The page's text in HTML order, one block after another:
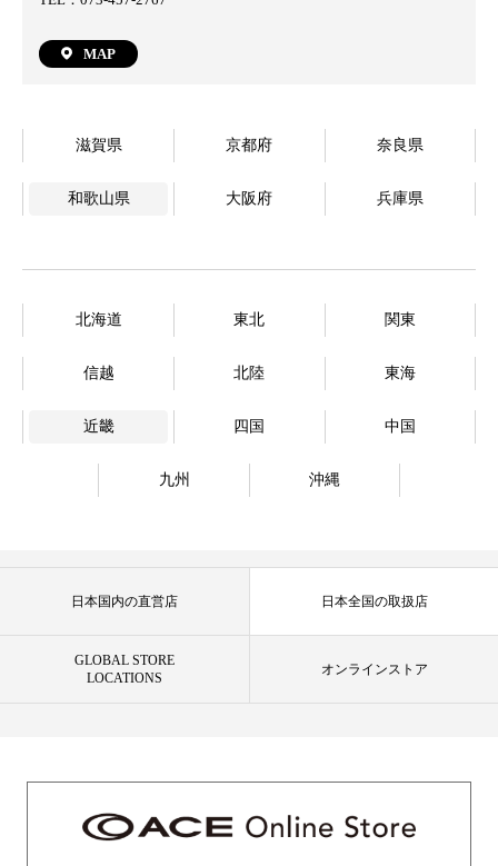
MAP
滋賀県 京都府 奈良県
和歌山県 大阪府 兵庫県
北海道 東北 関東
信越 北陸 東海
近畿 四国 中国
九州 沖縄
日本国内の直営店 日本全国の取扱店
GLOBAL STORE
LOCATIONS
オンラインストア